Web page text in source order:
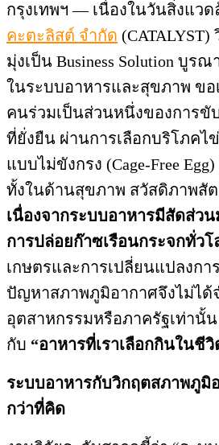
กรุงเทพฯ — เนื่องในวันสิ่งแวด
คะตะลิสต์ จำกัด
มุ่งเป็น Business Solution บูร
ในระบบอาหารและสุขภาพ ข
คนร่วมเป็นส่วนหนึ่งของการขั
ที่ยั่งยืน ผ่านการเลือกบริโภคไ
แบบไม่ขังกรง (Cage-Free
ทั้งในด้านสุขภาพ สวัสดิภาพสั
เนื่องจากระบบอาหารมีสัดส่วน
การปล่อยก๊าซเรือนกระจกทั่วโ
เกษตรและการเปลี่ยนแปลงก
ปัญหาสภาพภูมิอากาศจึงไม่ได้
อุตสาหกรรมหรือภาครัฐเท่านั้
กับ “อาหารที่เราเลือกกินในชี
ระบบอาหารกับวิกฤตสภาพภูมิ
กว่าที่คิด